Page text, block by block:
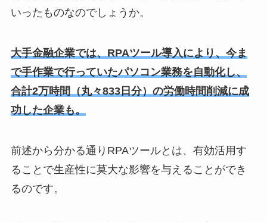
いったものなのでしょうか。
大手金融企業では、RPAツール導入により、今ま
で手作業で行っていたパソコン業務を自動化し、
合計2万時間（丸々833日分）の労働時間削減に成
功した企業も。
前述から分かる通りRPAツールとは、有効活用す
ることで生産性に莫大な影響を与えることができ
るのです。